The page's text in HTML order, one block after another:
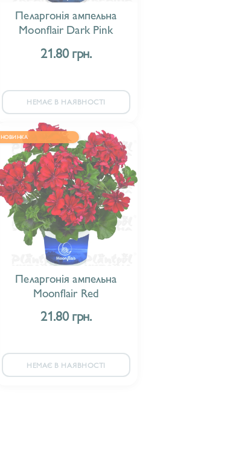
Пеларгонія ампельна
Moonflair Dark Pink
21.80 грн.
НЕМАЄ В НАЯВНОСТІ
НОВИНКА
Пеларгонія ампельна
Moonflair Red
21.80 грн.
НЕМАЄ В НАЯВНОСТІ